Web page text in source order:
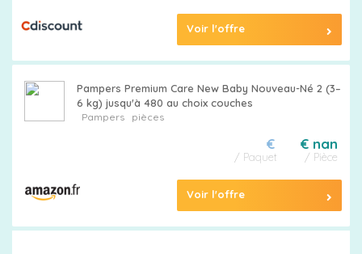
Tableau
tailles
Voir l'offre
Pampers Premium Care New Baby Nouveau-Né 2 (3–
6 kg) jusqu'à 480 au choix couches
Pamperspièces
€ nan
/ Pièce
€
/ Paquet
Voir l'offre